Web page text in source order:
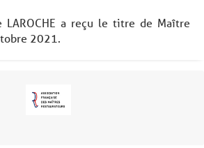
LAROCHE a reçu le titre de Maître
2021.